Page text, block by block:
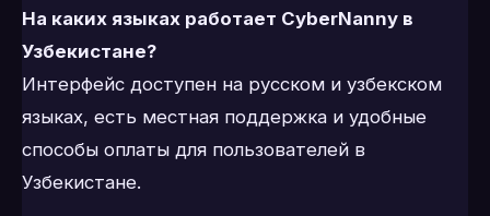
На каких языках работает CyberNanny в
Узбекистане?
Интерфейс доступен на русском и узбекском
языках, есть местная поддержка и удобные
способы оплаты для пользователей в
Узбекистане.